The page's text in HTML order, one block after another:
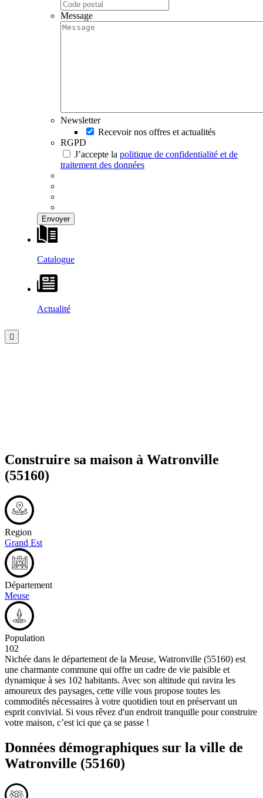
Message
Newsletter
Recevoir nos offres et actualités
RGPD
J’accepte la politique de confidentialité et de
traitement des données
Catalogue
Actualité
Construire sa maison à Watronville
(55160)
Region
Grand Est
Département
Meuse
Population
102
Nichée dans le département de la Meuse, Watronville (55160) est
une charmante commune qui offre un cadre de vie paisible et
dynamique à ses 102 habitants. Avec son altitude qui ravira les
amoureux des paysages, cette ville vous propose toutes les
commodités nécessaires à votre quotidien tout en préservant un
esprit convivial. Si vous rêvez d'un endroit tranquille pour construire
votre maison, c’est ici que ça se passe !
Données démographiques sur la ville de
Watronville (55160)